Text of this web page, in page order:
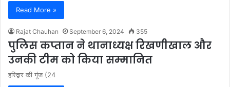
Read More »
Rajat Chauhan September 6, 2024 355
पुलिस कप्तान ने थानाध्यक्ष रिखणीखाल और
उनकी टीम को किया सम्मानित
हरिद्वार की गूंज (24